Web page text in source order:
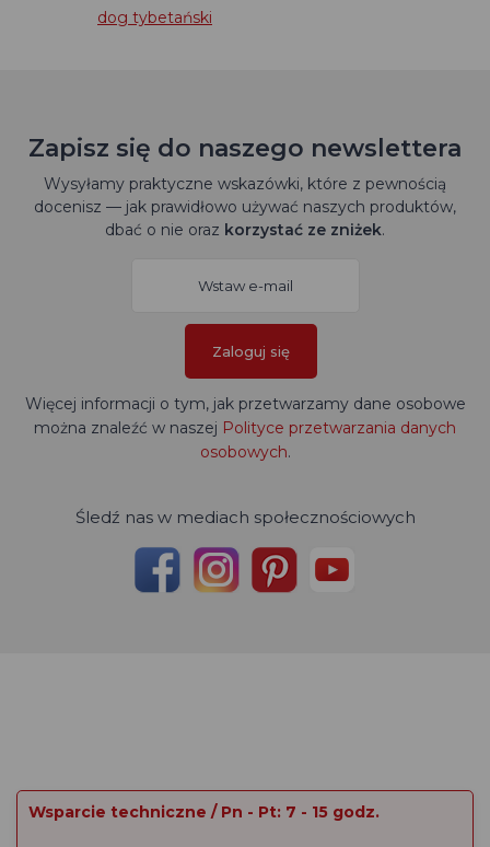
dog tybetański
Zapisz się do naszego newslettera
Wysyłamy praktyczne wskazówki, które z pewnością
docenisz — jak prawidłowo używać naszych produktów,
dbać o nie oraz korzystać ze zniżek.
Zaloguj się
Więcej informacji o tym, jak przetwarzamy dane osobowe
można znaleźć w naszej Polityce przetwarzania danych
osobowych.
Śledź nas w mediach społecznościowych
Wsparcie techniczne / Pn - Pt: 7 - 15 godz.